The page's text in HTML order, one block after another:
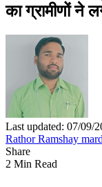
का ग्रामीणों ने
Last updated: 07/09/
Rathor Ramshay
Share
2 Min Read